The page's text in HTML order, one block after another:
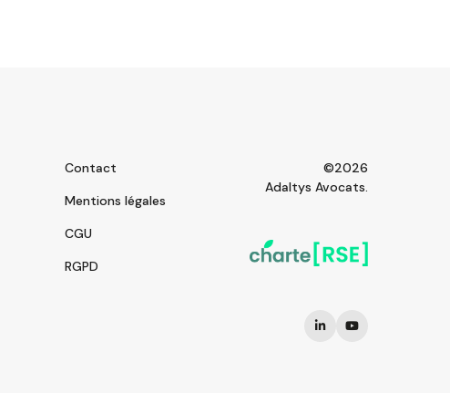
Contact
Mentions légales
CGU
RGPD
©2026
Adaltys Avocats.